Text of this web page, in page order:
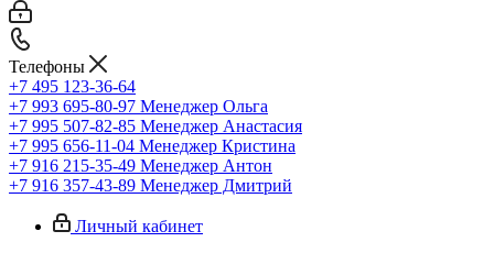
Телефоны
+7 495 123-36-64
+7 993 695-80-97 Менеджер Ольга
+7 995 507-82-85 Менеджер Анастасия
+7 995 656-11-04 Менеджер Кристина
+7 916 215-35-49 Менеджер Антон
+7 916 357-43-89 Менеджер Дмитрий
Личный кабинет